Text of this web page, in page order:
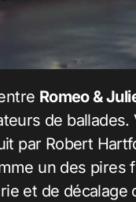
Romeo &
de ballades.
par Robert
un des
et de décalage